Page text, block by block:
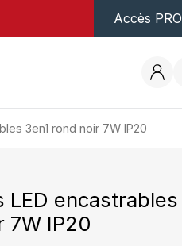
Accès PRO
3en1 rond noir 7W IP20
LED encastrables
7W IP20